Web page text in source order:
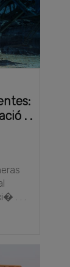
. .
. . .